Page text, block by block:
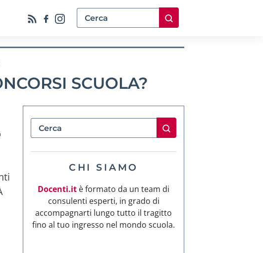
SCUOLA?
CHI SIAMO
Docenti.it è formato da un team di
consulenti esperti, in grado di
accompagnarti lungo tutto il tragitto
fino al tuo ingresso nel mondo scuola.